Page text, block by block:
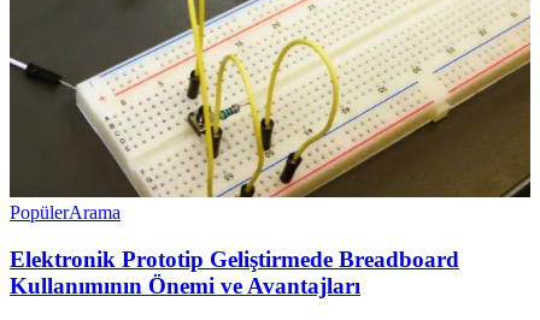
PopülerArama
Elektronik Prototip Geliştirmede Breadboard
Kullanımının Önemi ve Avantajları